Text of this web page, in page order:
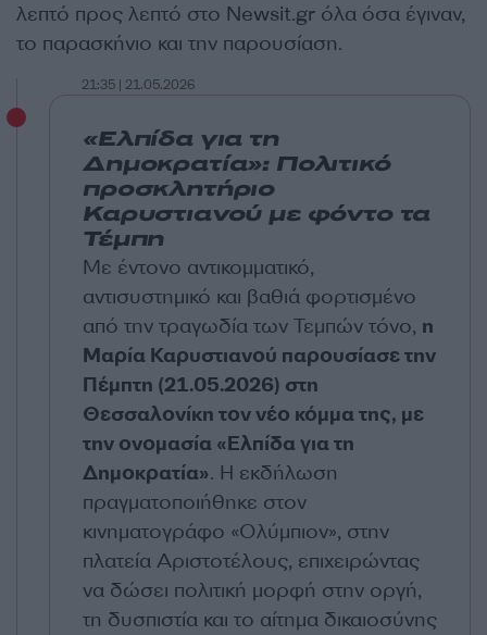
λεπτό προς λεπτό στο Newsit.gr όλα όσα έγιναν,
το παρασκήνιο και την παρουσίαση.
21:35 | 21.05.2026
«Ελπίδα για τη
Δημοκρατία»: Πολιτικό
προσκλητήριο
Καρυστιανού με φόντο τα
Τέμπη
Με έντονο αντικομματικό,
αντισυστημικό και βαθιά φορτισμένο
από την τραγωδία των Τεμπών τόνο, η
Μαρία Καρυστιανού παρουσίασε την
Πέμπτη (21.05.2026) στη
Θεσσαλονίκη τον νέο κόμμα της, με
την ονομασία «Ελπίδα για τη
Δημοκρατία». Η εκδήλωση
πραγματοποιήθηκε στον
κινηματογράφο «Ολύμπιον», στην
πλατεία Αριστοτέλους, επιχειρώντας
να δώσει πολιτική μορφή στην οργή,
τη δυσπιστία και το αίτημα δικαιοσύνης